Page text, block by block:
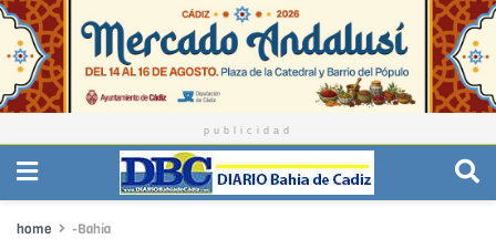
publicidad
home -Bahía